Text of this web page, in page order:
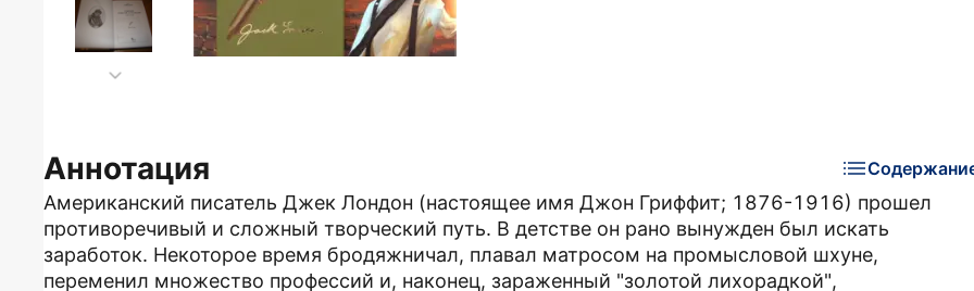
Аннотация
Американский писатель Джек Лондон (настоящее имя Джон Гриффит; 1876-1916) прошел
противоречивый и сложный творческий путь. В детстве он рано вынужден был искать
заработок. Некоторое время бродяжничал, плавал матросом на промысловой шхуне,
переменил множество профессий и, наконец, зараженный "золотой лихорадкой",